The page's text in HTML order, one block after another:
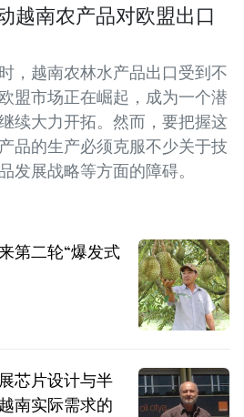
越南农产品对欧盟出口
，越南农林水产品出口受到不
盟市场正在崛起，成为一个潜
续大力开拓。然而，要把握这
品的生产必须克服不少关于技
发展战略等方面的障碍。
第二轮“爆发式
芯片设计与半
南实际需求的